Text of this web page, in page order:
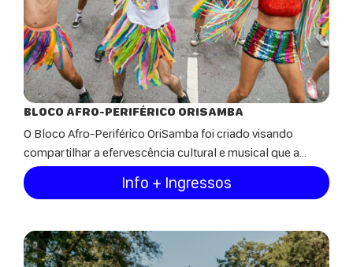
BLOCO AFRO-PERIFÉRICO ORISAMBA
O Bloco Afro-Periférico OriSamba foi criado visando
compartilhar a efervescência cultural e musical que a...
Info + Ingressos